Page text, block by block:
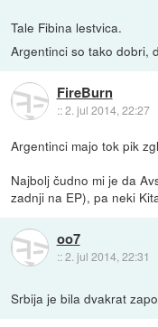
Tale Fibina lestvica.
Argentinci so tako dobri,
FireBurn
::2. jul 2014, 22:27
Argentinci majo tok pik
Najbolj čudno mi je da
zadnji na EP), pa neki
oo7
::2. jul 2014, 22:31
Srbija je bila dvakrat